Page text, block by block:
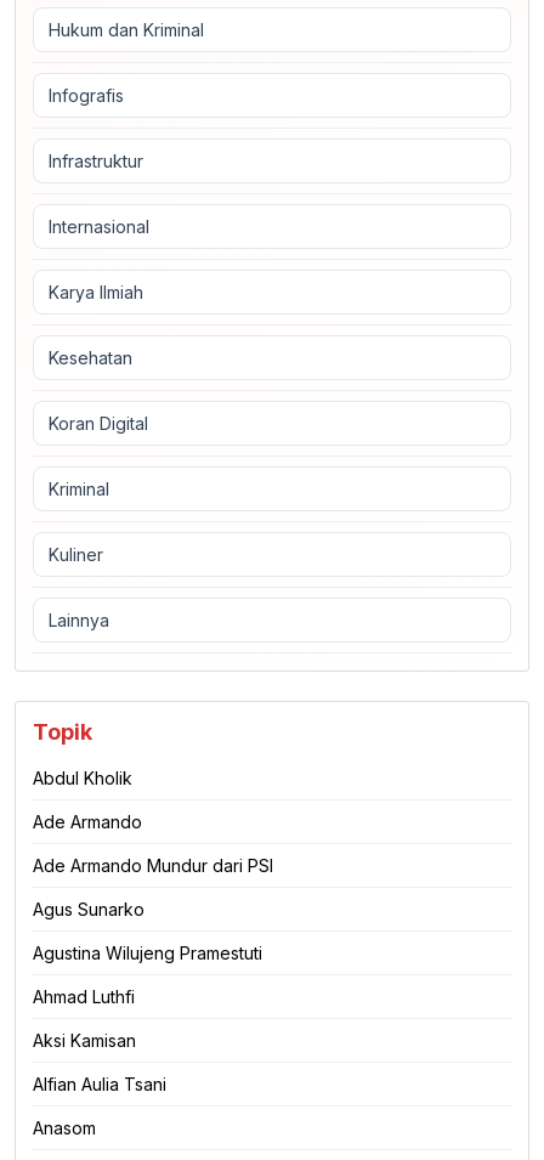
Hukum dan Kriminal
Infografis
Infrastruktur
Internasional
Karya Ilmiah
Kesehatan
Koran Digital
Kriminal
Kuliner
Lainnya
Topik
Abdul Kholik
Ade Armando
Ade Armando Mundur dari PSI
Agus Sunarko
Agustina Wilujeng Pramestuti
Ahmad Luthfi
Aksi Kamisan
Alfian Aulia Tsani
Anasom